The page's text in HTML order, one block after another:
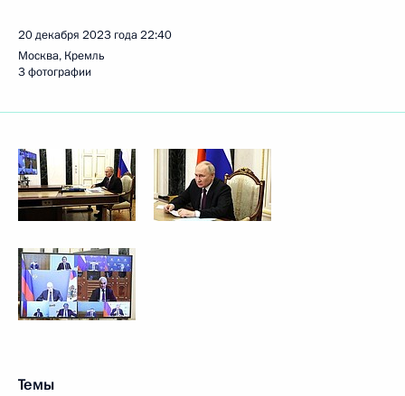
20 декабря 2023 года22:40
Москва, Кремль
3 фотографии
Темы